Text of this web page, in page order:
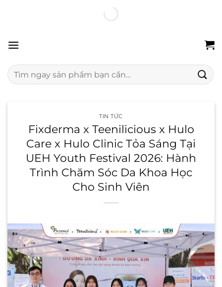
dung
Tìm
kiếm:
TIN TỨC
Fixderma x Teenilicious x Hulo
Care x Hulo Clinic Tỏa Sáng Tại
UEH Youth Festival 2026: Hành
Trình Chăm Sóc Da Khoa Học
Cho Sinh Viên